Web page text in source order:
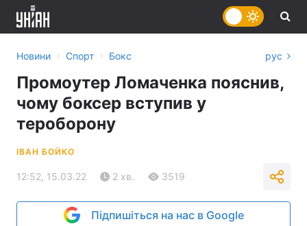
Новини › Спорт › Бокс рус
Промоутер Ломаченка пояснив,
чому боксер вступив у
тероборону
ІВАН БОЙКО
12:52, 15.03.22 2 хв. 3519
Підпишіться на нас в Google